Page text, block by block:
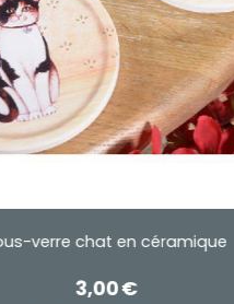
4 chats noirs sous-verre balvi
14,50€